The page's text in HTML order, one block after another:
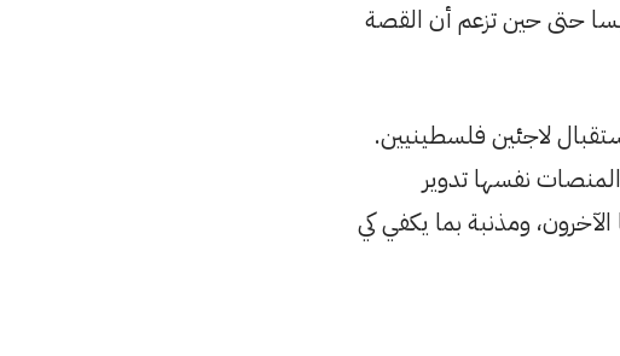
حتى حين تزعم أن القصة
لاجئين فلسطينيين.
نفسها تدوير
ومذنبة بما يكفي كي